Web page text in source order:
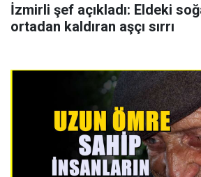
İzmirli şef açıkladı: Eldeki
ortadan kaldıran aşçı sırrı